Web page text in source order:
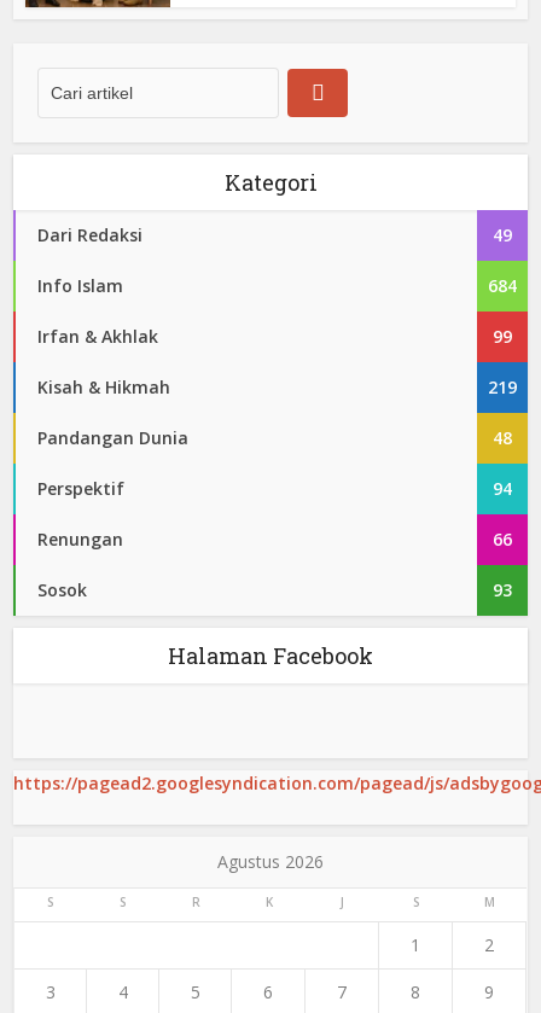
Kategori
Dari Redaksi 49
Info Islam 684
Irfan & Akhlak 99
Kisah & Hikmah 219
Pandangan Dunia 48
Perspektif 94
Renungan 66
Sosok 93
Halaman Facebook
https://pagead2.googlesyndication.com/pagead/js/
Agustus 2026
S S R K J S M
1 2
3 4 5 6 7 8 9